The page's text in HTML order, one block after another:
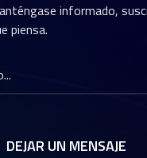
informado,
piensa.
DEJAR UN MENSAJE